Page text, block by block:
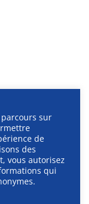
sur
de
des
vous autorisez
qui